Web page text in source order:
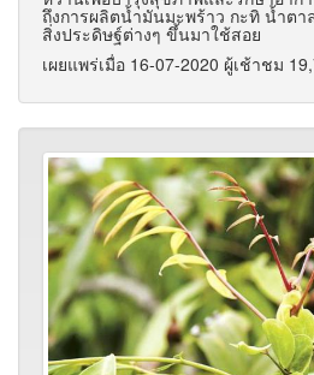
ถึงการผลิตน้ำมันมะพร้าว กะทิ น้ำตา
สิ่งประดิษฐ์ต่างๆ ขึ้นมาใช้สอย
เผยแพร่เมื่อ 16-07-2020 ผู้เช้าชม